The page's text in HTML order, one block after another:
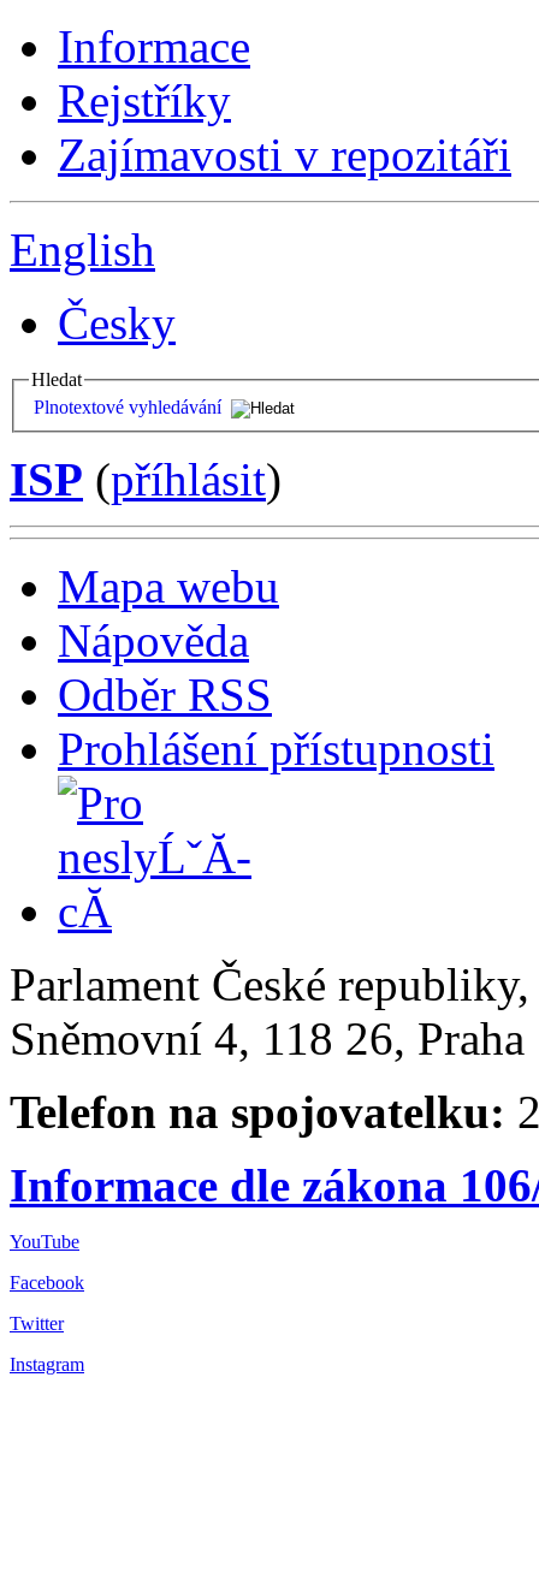
Informace
Rejstříky
Zajímavosti v repozitáři
English
Česky
Hledat
Plnotextové vyhledávání
ISP (příhlásit)
Mapa webu
Nápověda
Odběr RSS
Prohlášení přístupnosti
Parlament České
Sněmovní 4, 118 26,
Telefon na spojovatelku:
Informace dle zákona
YouTube
Facebook
Twitter
Instagram